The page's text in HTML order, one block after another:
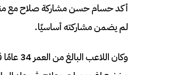
أكد حسام حسن مشاركة صلاح مع
لم يضمن مشاركته أساسيًا.
وكان